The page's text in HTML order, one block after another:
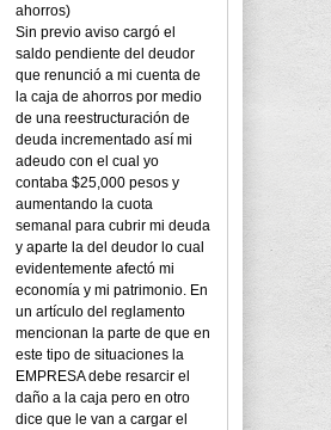
ahorros)
Sin previo aviso cargó el
saldo pendiente del deudor
que renunció a mi cuenta de
la caja de ahorros por medio
de una reestructuración de
deuda incrementado así mi
adeudo con el cual yo
contaba $25,000 pesos y
aumentando la cuota
semanal para cubrir mi deuda
y aparte la del deudor lo cual
evidentemente afectó mi
economía y mi patrimonio. En
un artículo del reglamento
mencionan la parte de que en
este tipo de situaciones la
EMPRESA debe resarcir el
daño a la caja pero en otro
dice que le van a cargar el